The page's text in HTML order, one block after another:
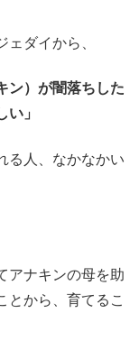
ダイから、
ン）が闇落ちした
」
る人、なかなかい
アナキンの母を助
とから、育てるこ